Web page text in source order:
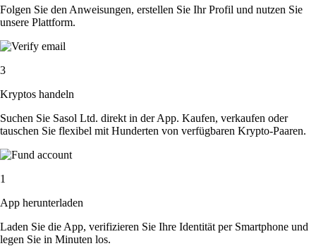
Folgen Sie den Anweisungen, erstellen Sie Ihr Profil und nutzen Sie
unsere Plattform.
3
Kryptos handeln
Suchen Sie Sasol Ltd. direkt in der App. Kaufen, verkaufen oder
tauschen Sie flexibel mit Hunderten von verfügbaren Krypto-Paaren.
1
App herunterladen
Laden Sie die App, verifizieren Sie Ihre Identität per Smartphone und
legen Sie in Minuten los.